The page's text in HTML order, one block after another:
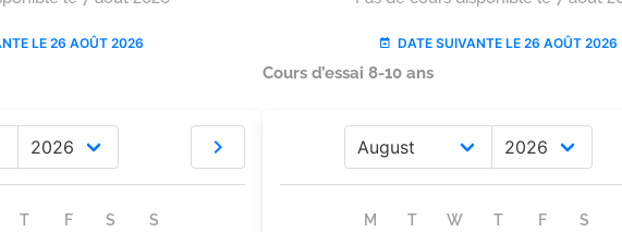
Cours d’essai 8-10 ans